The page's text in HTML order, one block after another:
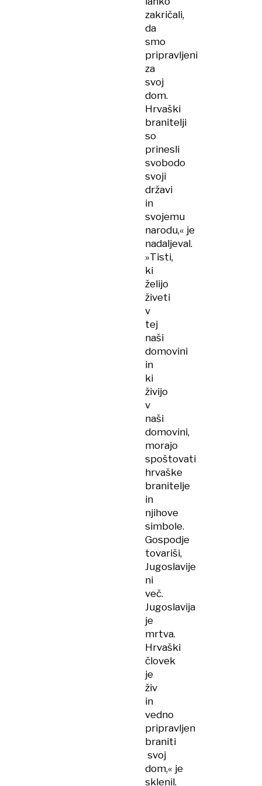
zakričali,
da
smo
pripravljeni
za
svoj
dom.
Hrvaški
branitelji
so
prinesli
svobodo
svoji
državi
in
svojemu
narodu,« je
nadaljeval.
»Tisti,
ki
želijo
živeti
v
tej
naši
domovini
in
ki
živijo
v
naši
domovini,
morajo
spoštovati
hrvaške
branitelje
in
njihove
simbole.
Gospodje
tovariši,
Jugoslavije
ni
več.
Jugoslavija
je
mrtva.
Hrvaški
človek
je
živ
in
vedno
pripravljen
braniti
svoj
dom,« je
sklenil.